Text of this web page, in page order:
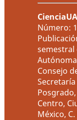
Número:
semestral
Consejo
Centro,
México,